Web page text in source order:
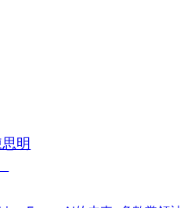
明